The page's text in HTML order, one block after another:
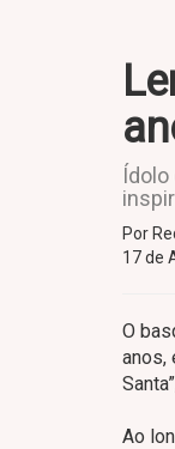
Por
17 de
O
anos,
Ao